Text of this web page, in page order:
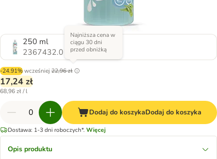
250 ml
2367432.0
-24.91%wcześniej 22,96 zł
Najniższa cena w
ciągu 30 dni
przed obniżką
17,24 zł
68,96 zł / l
Dodaj do koszykaDodaj do koszyka
Dostawa: 1-3 dni roboczych*. Więcej
Opis produktu